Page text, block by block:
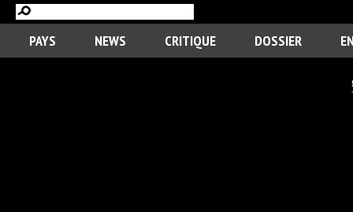
PAYS NEWS CRITIQUE DOSSIER